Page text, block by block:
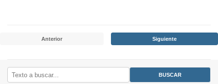
Anterior Siguiente